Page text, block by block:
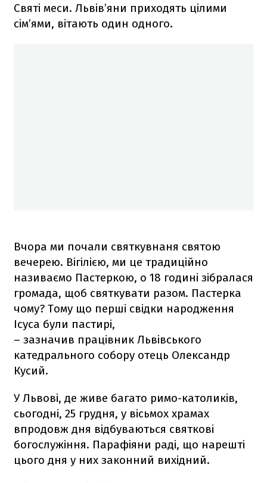
Святі меси. Львів’яни приходять цілими
сім’ями, вітають один одного.
Вчора ми почали святкувнаня святою
вечерею. Вігілією, ми це традиційно
називаємо Пастеркою, о 18 годині зібралася
громада, щоб святкувати разом. Пастерка
чому? Тому що перші свідки народження
Ісуса були пастирі,
– зазначив працівник Львівського
катедрального собору отець Олександр
Кусий.
У Львові, де живе багато римо-католиків,
сьогодні, 25 грудня, у вісьмох храмах
впродовж дня відбуваються святкові
богослужіння. Парафіяни раді, що нарешті
цього дня у них законний вихідний.